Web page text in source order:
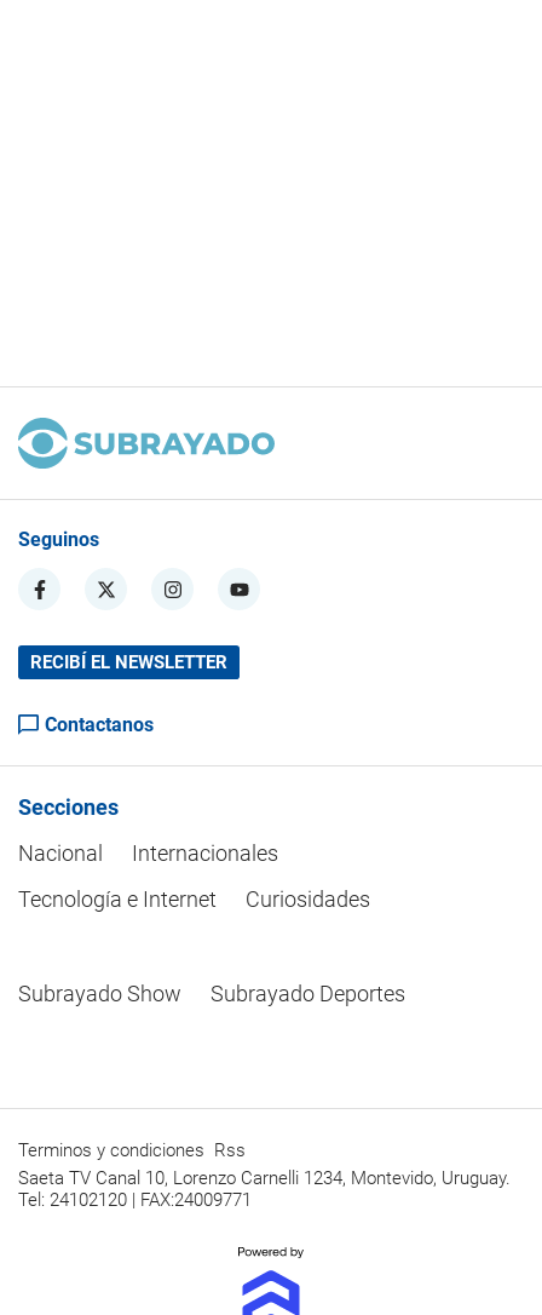
Seguinos
RECIBÍ EL NEWSLETTER
Contactanos
Secciones
Nacional
Internacionales
Tecnología e Internet
Curiosidades
Subrayado Show Subrayado Deportes
Terminos y condiciones Rss
Saeta TV Canal 10, Lorenzo Carnelli 1234, Montevido, Uruguay.
Tel: 24102120 | FAX:24009771